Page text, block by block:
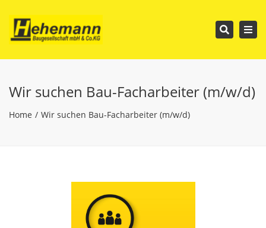
Search
Wir suchen Bau-Facharbeiter (m/w/d)
Home Wir suchen Bau-Facharbeiter (m/w/d)